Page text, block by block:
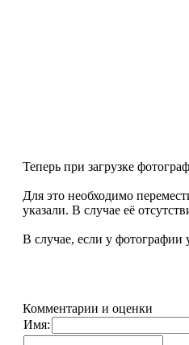
Теперь при загрузке
Для это необходимо
указали. В случае её
В случае, если у фотографии
Комментарии и оценки
Имя: